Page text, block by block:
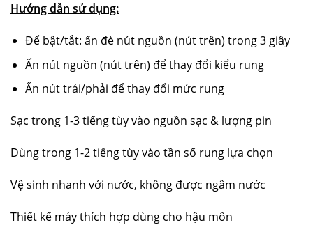
Hướng dẫn sử dụng:
Để bật/tắt: ấn đè nút nguồn (nút trên) trong 3 giây
Ấn nút nguồn (nút trên) để thay đổi kiểu rung
Ấn nút trái/phải để thay đổi mức rung
Sạc trong 1-3 tiếng tùy vào nguồn sạc & lượng pin
Dùng trong 1-2 tiếng tùy vào tần số rung lựa chọn
Vệ sinh nhanh với nước, không được ngâm nước
Thiết kế máy thích hợp dùng cho hậu môn